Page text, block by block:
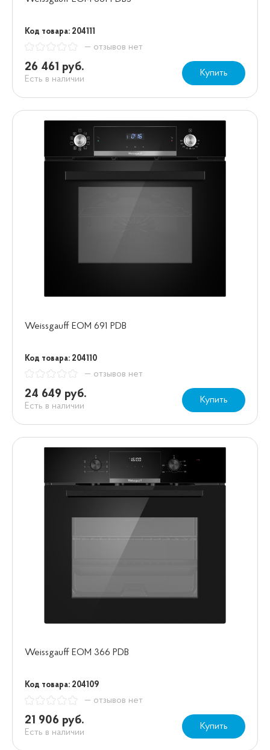
Код товара: 204111
— отзывов нет
26 461 руб.
Есть в наличии
Купить
Weissgauff EOM 691 PDB
Код товара: 204110
— отзывов нет
24 649 руб.
Есть в наличии
Купить
Weissgauff EOM 366 PDB
Код товара: 204109
— отзывов нет
21 906 руб.
Есть в наличии
Купить